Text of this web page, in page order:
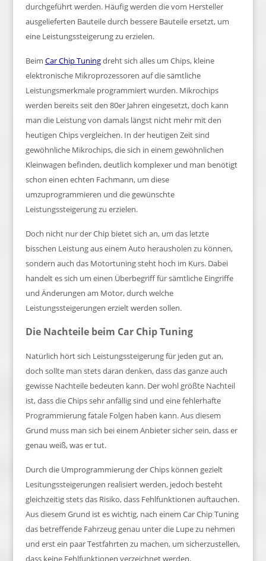
durchgeführt werden. Häufig werden die vom Hersteller
ausgelieferten Bauteile durch bessere Bauteile ersetzt, um
eine Leistungssteigerung zu erzielen.
Beim Car Chip Tuningdreht sich alles um Chips, kleine
elektronische Mikroprozessoren auf die sämtliche
Leistungsmerkmale programmiert wurden. Mikrochips
werden bereits seit den 80er Jahren eingesetzt, doch kann
man die Leistung von damals längst nicht mehr mit den
heutigen Chips vergleichen. In der heutigen Zeit sind
gewöhnliche Mikrochips, die sich in einem gewöhnlichen
Kleinwagen befinden, deutlich komplexer und man benötigt
schon einen echten Fachmann, um diese
umzuprogrammieren und die gewünschte
Leistungssteigerung zu erzielen.
Doch nicht nur der Chip bietet sich an, um das letzte
bisschen Leistung aus einem Auto herausholen zu können,
sondern auch das Motortuning steht hoch im Kurs. Dabei
handelt es sich um einen Überbegriff für sämtliche Eingriffe
und Änderungen am Motor, durch welche
Leistungssteigerungen erzielt werden sollen.
Die Nachteile beim Car Chip Tuning
Natürlich hört sich Leistungssteigerung für jeden gut an,
doch sollte man stets daran denken, dass das ganze auch
gewisse Nachteile bedeuten kann. Der wohl größte Nachteil
ist, dass die Chips sehr anfällig sind und eine fehlerhafte
Programmierung fatale Folgen haben kann. Aus diesem
Grund muss man sich bei einem Anbieter sicher sein, dass er
genau weiß, was er tut.
Durch die Umprogrammierung der Chips können gezielt
Lesitungssteigerungen realisiert werden, jedoch besteht
gleichzeitig stets das Risiko, dass Fehlfunktionen auftauchen.
Aus diesem Grund ist es wichtig, nach einem Car Chip Tuning
das betreffende Fahrzeug genau unter die Lupe zu nehmen
und erst ein paar Testfahrten zu machen, um sicherzustellen,
dass keine Fehlfunktionen verzeichnet werden.